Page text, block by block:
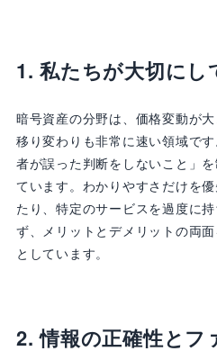
1. 私たちが大切にし
暗号資産の分野は、価格変動が
移り変わりも非常に速い領域で
者が誤った判断をしないこと」
ています。わかりやすさだけを
たり、特定のサービスを過度に
ず、メリットとデメリットの両
としています。
2. 情報の正確性とフ